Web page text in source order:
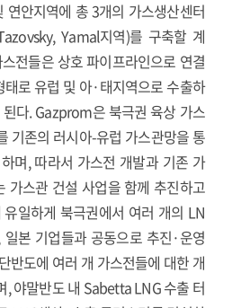
연안지역에 총 3개의 가스생산센터
Yamal지역)를 구축할 계
전들은 상호 파이프라인으로 연결
로 유럽 및 아·태지역으로 수출하
다. Gazprom은 북극권 육상 가스
기존의 러시아-유럽 가스관망을 통
며, 따라서 가스전 개발과 기존 가
가스관 건설 사업을 함께 추진하고
일하게 북극권에서 여러 개의 LN
본 기업들과 공동으로 추진·운영
반도에 여러 개 가스전들에 대한 개
, 야말반도 내 Sabetta LNG 수출 터